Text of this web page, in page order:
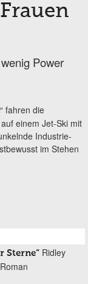
Power
“ fahren die
einem Jet-Ski mit
Industrie-
im Stehen
Sterne“ Ridley